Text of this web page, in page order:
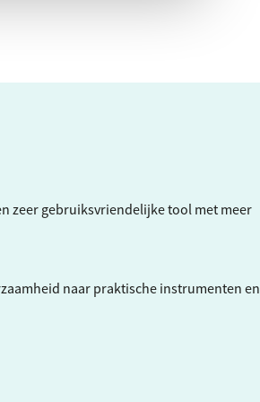
zeer gebruiksvriendelijke tool met meer
naar praktische instrumenten en